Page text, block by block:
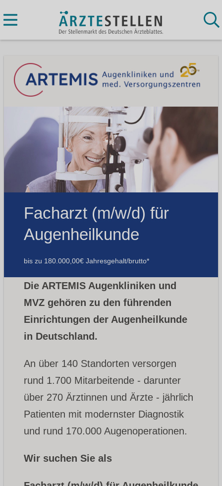
Facharzt (m/w/d) für
Augenheilkunde
bis zu 180.000,00€ Jahresgehalt/brutto*
Die ARTEMIS Augenkliniken und
MVZ gehören zu den führenden
Einrichtungen der Augenheilkunde
in Deutschland.
An über 140 Standorten versorgen
rund 1.700 Mitarbeitende - darunter
über 270 Ärztinnen und Ärzte - jährlich
Patienten mit modernster Diagnostik
und rund 170.000 Augenoperationen.
Wir suchen Sie als